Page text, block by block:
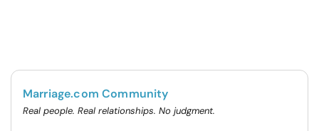
Marriage.com Community
Real people. Real relationships. No judgment.